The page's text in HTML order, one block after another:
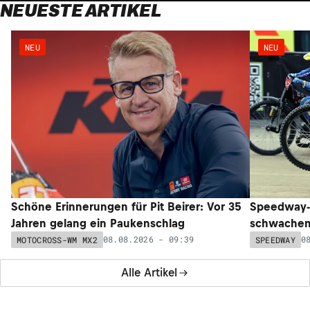
NEUESTE ARTIKEL
Alle Artikel
NEU
Schöne Erinnerungen für Pit Beirer: Vor 35
Jahren gelang ein Paukenschlag
MOTOCROSS-WM MX2 08.08.2026 - 09:39
NEU
SPEEDWAY